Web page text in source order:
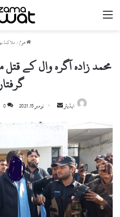
ھوم / ملاکنڈ
محمد زادہ آگرہ وال کے
ایڈیٹر
a
n
e
m
a
i
نومبر 15, 2021 0